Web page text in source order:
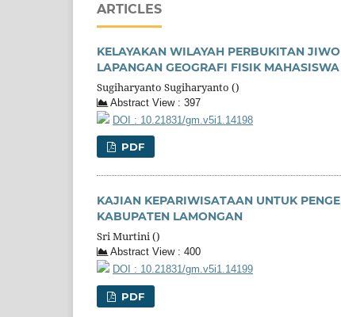
ARTICLES
KELAYAKAN WILAYAH PERBUKITAN
LAPANGAN GEOGRAFI FISIK
Sugiharyanto Sugiharyanto ()
Abstract View : 397
DOI : 10.21831/gm.v5i1.14198
PDF
KAJIAN KEPARIWISATAAN UNTUK
KABUPATEN LAMONGAN
Sri Murtini ()
Abstract View : 400
DOI : 10.21831/gm.v5i1.14199
PDF